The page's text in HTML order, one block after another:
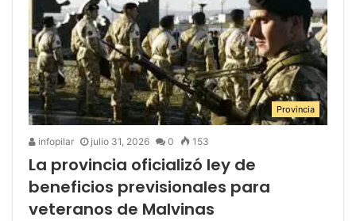
Provincia
infopilar julio 31, 2026 0 153
La provincia oficializó ley de
beneficios previsionales para
veteranos de Malvinas